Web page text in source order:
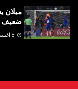
ميلان
ضعيف